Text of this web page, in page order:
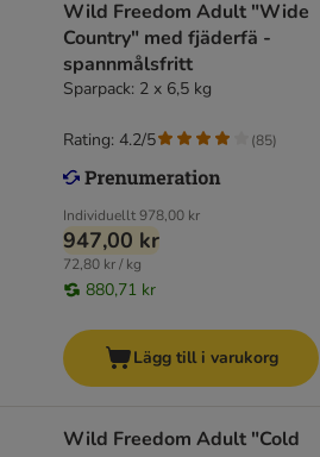
Wild Freedom Adult "Wide
Country" med fjäderfä -
spannmålsfritt
Sparpack: 2 x 6,5 kg
Individuellt978,00 kr
947,00 kr
72,80 kr / kg
880,71 kr
Rating: 4.2/5 (85)
Lägg till i varukorg
Wild Freedom Adult "Cold